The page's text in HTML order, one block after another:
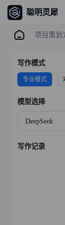
聪明灵犀
案 项目策划
写作模式
专业模式
模型选择
DeepSeek
写作记录